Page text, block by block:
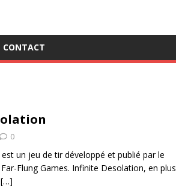
CONTACT
0
un jeu de tir développé et publié par le
Flung Games. Infinite Desolation, en plus
[…]